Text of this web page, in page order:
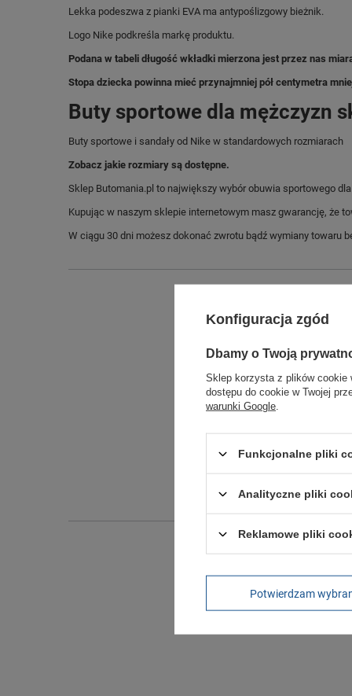
Lekka podeszwa z pianki EVA ma antypoślizgowy bieżnik.
Logo Nike podkreśla markę produktu.
Podana w tabeli długość wkładki mierzona jest przez nas
Stopa dziecka powinna mieć przynajmniej pół centymetra
Buty sportowe dla mężczyzn
Buty sportowe i sandały od Nike w standardowych rozmiarach
Zobacz jakie rozmiary są dostępne.
Sklep Butomania.pl to największy wybór obuwia sportowego
Kupując w naszym sklepie internetowym masz gwarancję, że
W ciągu 30 dni możesz dokonać zwrotu bądź wymiany towaru
Konfiguracja zgód
Dbamy o Twoją
Sklep korzysta z plików cookie
dostępu do cookie w Twojej
warunki Google
Funkcjonalne pliki
Analityczne pliki
Reklamowe pliki
Potwierdzam